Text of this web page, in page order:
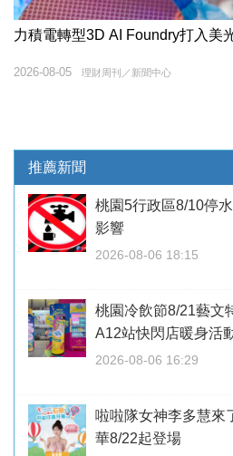
力積電轉型3D AI Foundry打入美
理財周刊／新聞中心
2026-08-05
推薦新聞
桃園5行政區8/10停
影響
2026-08-06 18:15
桃園冷飲節8/21藝文
A12站快閃店暖身活
2026-08-06 16:29
啦啦隊女神李多慧
華8/22起登場